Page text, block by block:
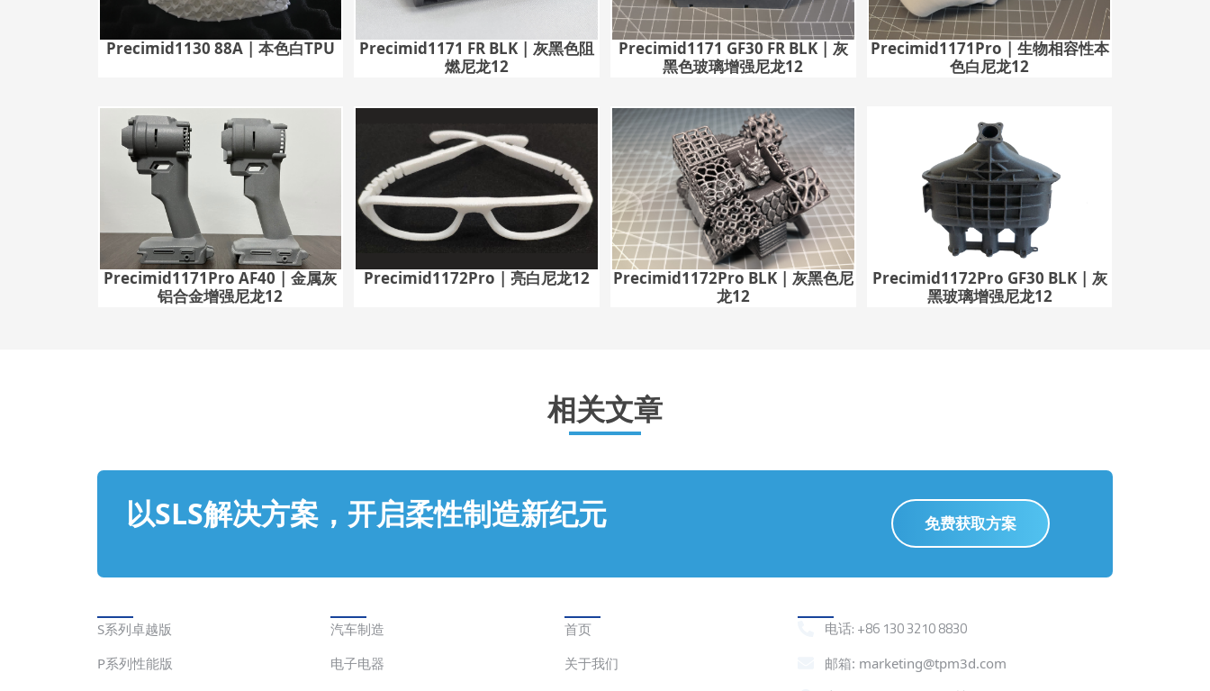
Precimid1130 88A | 本色白TPU
Precimid1171 FR BLK | 灰黑色阻
燃尼龙12
Precimid1171 GF30 FR BLK | 灰
黑色玻璃增强尼龙12
Precimid1171Pro | 生物相容性本
色白尼龙12
Precimid1171Pro AF40 | 金属灰
铝合金增强尼龙12
Precimid1172Pro | 亮白尼龙12
Precimid1172Pro BLK | 灰黑色尼
龙12
Precimid1172Pro GF30 BLK | 灰
黑玻璃增强尼龙12
相关文章
以SLS解决方案，开启柔性制造新纪元 免费获取方案
S系列卓越版
P系列性能版
汽车制造
电子电器
首页
关于我们
电话: +86 130 3210 8830
邮箱: marketing@tpm3d.com